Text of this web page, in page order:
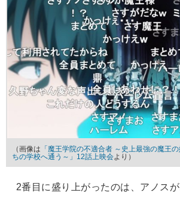
（画像は 「魔王学院の不適合者 ～史上最強の魔王
ちの学校へ通う～」12話上映会より）
2番目に盛り上がったのは、アノス